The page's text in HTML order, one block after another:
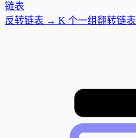
链表
反转链表 → K 个一组翻转链表